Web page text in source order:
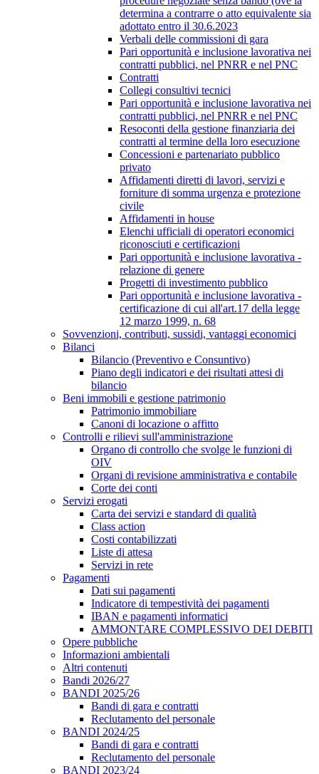
determina a contrarre o atto equivalente sia
adottato entro il 30.6.2023
Verbali delle commissioni di gara
Pari opportunità e inclusione lavorativa nei
contratti pubblici, nel PNRR e nel PNC
Contratti
Collegi consultivi tecnici
Pari opportunità e inclusione lavorativa nei
contratti pubblici, nel PNRR e nel PNC
Resoconti della gestione finanziaria dei
contratti al termine della loro esecuzione
Concessioni e partenariato pubblico
privato
Affidamenti diretti di lavori, servizi e
forniture di somma urgenza e protezione
civile
Affidamenti in house
Elenchi ufficiali di operatori economici
riconosciuti e certificazioni
Pari opportunità e inclusione lavorativa -
relazione di genere
Progetti di investimento pubblico
Pari opportunità e inclusione lavorativa -
certificazione di cui all'art.17 della legge
12 marzo 1999, n. 68
Sovvenzioni, contributi, sussidi, vantaggi economici
Bilanci
Bilancio (Preventivo e Consuntivo)
Piano degli indicatori e dei risultati attesi di
bilancio
Beni immobili e gestione patrimonio
Patrimonio immobiliare
Canoni di locazione o affitto
Controlli e rilievi sull'amministrazione
Organo di controllo che svolge le funzioni di
OIV
Organi di revisione amministrativa e contabile
Corte dei conti
Servizi erogati
Carta dei servizi e standard di qualità
Class action
Costi contabilizzati
Liste di attesa
Servizi in rete
Pagamenti
Dati sui pagamenti
Indicatore di tempestività dei pagamenti
IBAN e pagamenti informatici
AMMONTARE COMPLESSIVO DEI DEBITI
Opere pubbliche
Informazioni ambientali
Altri contenuti
Bandi 2026/27
BANDI 2025/26
Bandi di gara e contratti
Reclutamento del personale
BANDI 2024/25
Bandi di gara e contratti
Reclutamento del personale
BANDI 2023/24